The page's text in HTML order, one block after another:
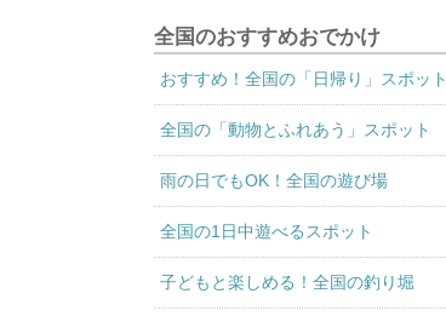
全国のおすすめおでかけ
おすすめ！全国の「日帰り」スポット
全国の「動物とふれあう」スポット
雨の日でもOK！全国の遊び場
全国の1日中遊べるスポット
子どもと楽しめる！全国の釣り堀